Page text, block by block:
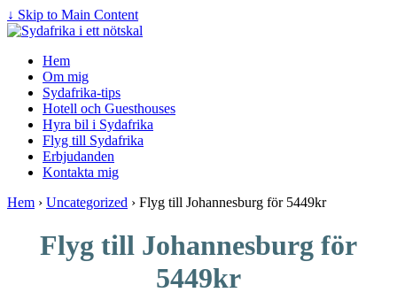
↓ Skip to Main Content
Hem
Om mig
Sydafrika-tips
Hotell och Guesthouses
Hyra bil i Sydafrika
Flyg till Sydafrika
Erbjudanden
Kontakta mig
Hem › Uncategorized › Flyg till Johannesburg för 5449kr
Flyg till Johannesburg för
5449kr